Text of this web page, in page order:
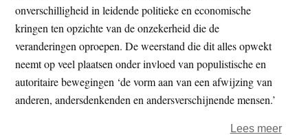
onverschilligheid in leidende politieke en economische
kringen ten opzichte van de onzekerheid die de
veranderingen oproepen. De weerstand die dit alles opwekt
neemt op veel plaatsen onder invloed van populistische en
autoritaire bewegingen ‘de vorm aan van een afwijzing van
anderen, andersdenkenden en andersverschijnende mensen.’
Lees meerover